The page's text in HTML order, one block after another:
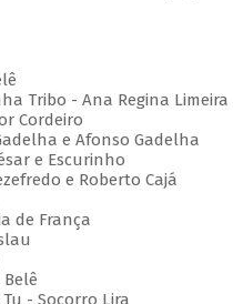
Tribo - Ana Regina Limeira
Cordeiro
e Afonso Gadelha
e Escurinho
e Roberto Cajá
de França